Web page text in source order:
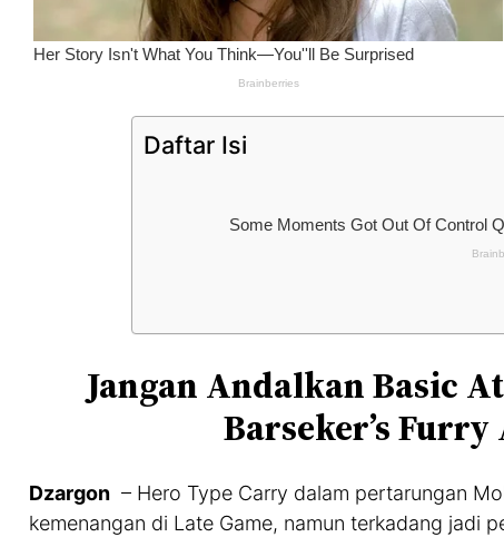
Daftar Isi
Jangan Andalkan Basic
Barseker’s
Dzargon – Hero Type Carry dalam pertarungan
kemenangan di Late Game, namun terkadang jadi